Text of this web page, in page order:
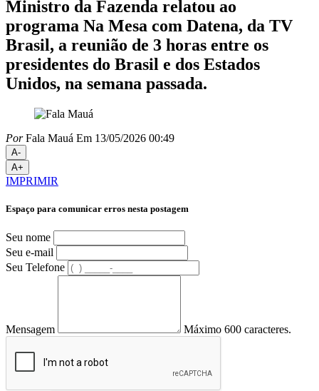
Ministro da Fazenda relatou ao
programa Na Mesa com Datena, da TV
Brasil, a reunião de 3 horas entre os
presidentes do Brasil e dos Estados
Unidos, na semana passada.
PorFala Mauá Em 13/05/2026 00:49
A-
A+
IMPRIMIR
Espaço para comunicar erros nesta postagem
Seu nome
Seu e-mail
Seu Telefone
Mensagem Máximo 600 caracteres.